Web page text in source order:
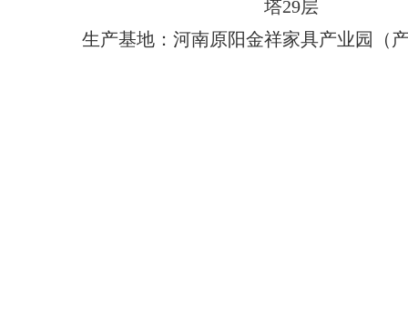
塔29层
生产基地：河南原阳金祥家具产业园（